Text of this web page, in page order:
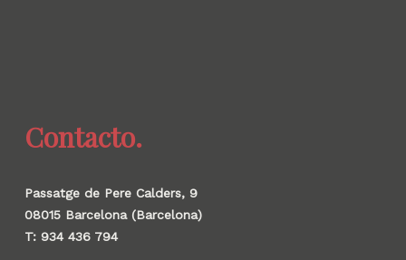
Contacto.
Passatge de Pere Calders, 9
08015 Barcelona (Barcelona)
T: 934 436 794